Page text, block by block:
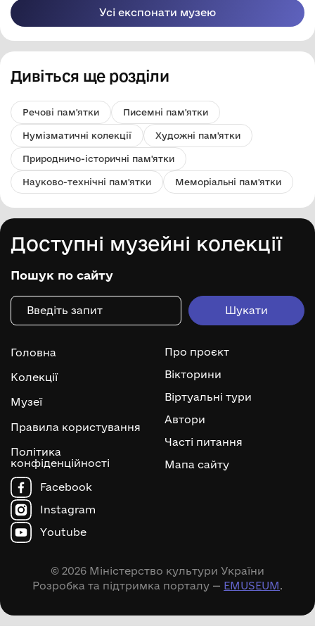
Орд.
Усі експонати музею
Дивіться ще розділи
Речові пам'ятки Писемні пам'ятки
Нумізматичні колекції Художні пам'ятки
Природничо-історичні пам'ятки
Науково-технічні пам'ятки Меморіальні пам'ятки
Доступні музейні колекції
Пошук по сайту
Головна
Колекції
Музеї
Правила користування
Політика
конфіденційності
Про проєкт
Вікторини
Віртуальні тури
Автори
Часті питання
Мапа сайту
Facebook
Instagram
Youtube
© 2026 Міністерство культури України
Розробка та підтримка порталу — EMUSEUM.